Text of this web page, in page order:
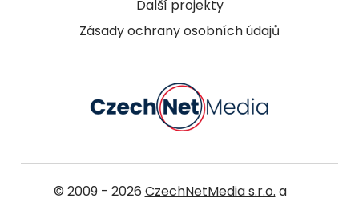
Další projekty
Zásady ochrany osobních údajů
© 2009 - 2026 CzechNetMedia s.r.o. a